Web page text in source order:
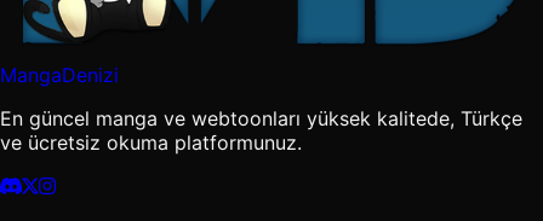
MangaDenizi
En güncel manga ve webtoonları yüksek kalitede, Türkçe
ve ücretsiz okuma platformunuz.